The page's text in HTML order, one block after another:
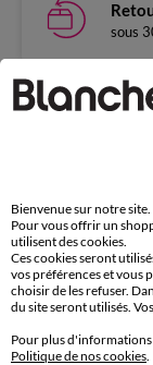
sous
Bienvenue sur notre site.
Pour vous offrir un
utilisent des cookies.
Ces cookies seront
vos préférences et vous
choisir de les refuser.
du site seront utilisés.
Pour plus
Politique de nos cookies.